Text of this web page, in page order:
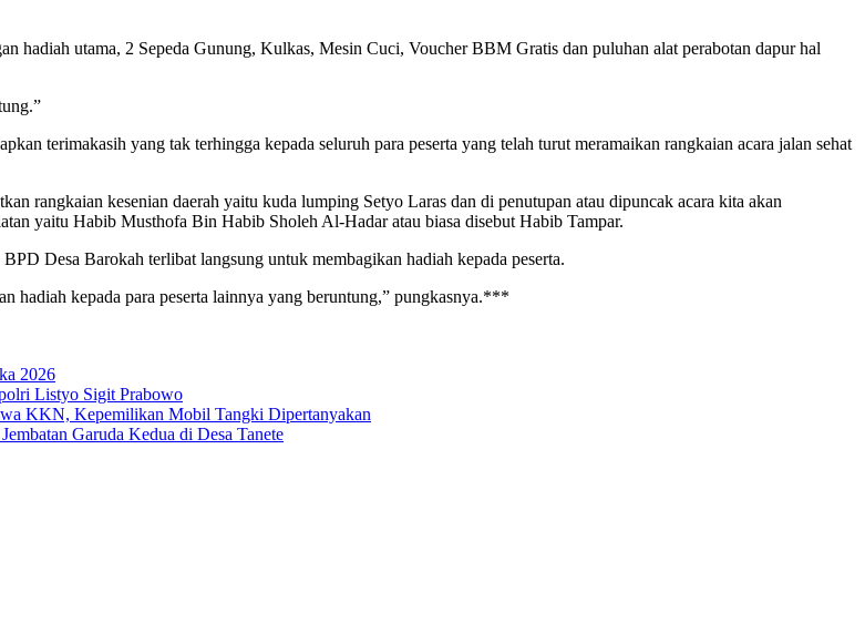
hadiah utama, 2 Sepeda Gunung, Kulkas, Mesin Cuci, Voucher BBM Gratis dan puluhan alat perabotan dapur hal
terimakasih yang tak terhingga kepada seluruh para peserta yang telah turut meramaikan rangkaian acara jalan sehat
rangkaian kesenian daerah yaitu kuda lumping Setyo Laras dan di penutupan atau dipuncak acara kita akan
yaitu Habib Musthofa Bin Habib Sholeh Al-Hadar atau biasa disebut Habib Tampar.
Desa Barokah terlibat langsung untuk membagikan hadiah kepada peserta.
hadiah kepada para peserta lainnya yang beruntung,” pungkasnya.***
2026
Listyo Sigit Prabowo
KKN, Kepemilikan Mobil Tangki Dipertanyakan
Garuda Kedua di Desa Tanete